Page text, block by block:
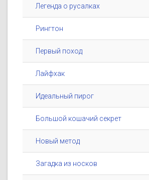
Легенда о русалках
Рингтон
Первый поход
Лайфхак
Идеальный пирог
Большой кошачий секрет
Новый метод
Загадка из носков